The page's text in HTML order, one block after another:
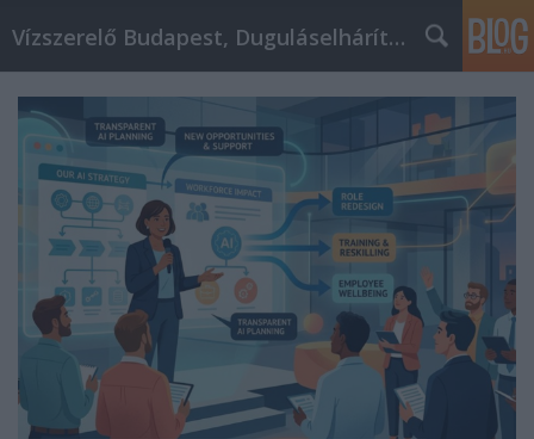
Vízszerelő Budapest, Duguláselhárítás, Gázszerelő